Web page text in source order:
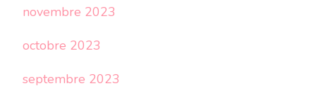
novembre 2023
octobre 2023
septembre 2023